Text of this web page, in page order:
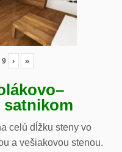
9 › »
–
satnikom
celú dĺžku steny vo
a vešiakovou stenou.